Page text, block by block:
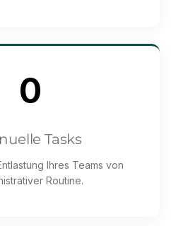
0
Tasks
Ihres Teams von
Routine.